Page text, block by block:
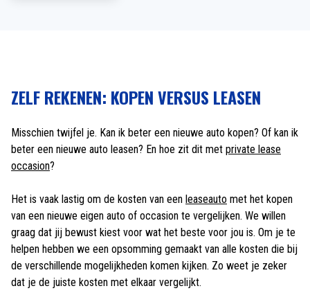
ZELF REKENEN: KOPEN VERSUS LEASEN
Misschien twijfel je. Kan ik beter een nieuwe auto kopen? Of kan ik
beter een nieuwe auto leasen? En hoe zit dit met private lease
occasion?
Het is vaak lastig om de kosten van een leaseauto met het kopen
van een nieuwe eigen auto of occasion te vergelijken. We willen
graag dat jij bewust kiest voor wat het beste voor jou is. Om je te
helpen hebben we een opsomming gemaakt van alle kosten die bij
de verschillende mogelijkheden komen kijken. Zo weet je zeker
dat je de juiste kosten met elkaar vergelijkt.